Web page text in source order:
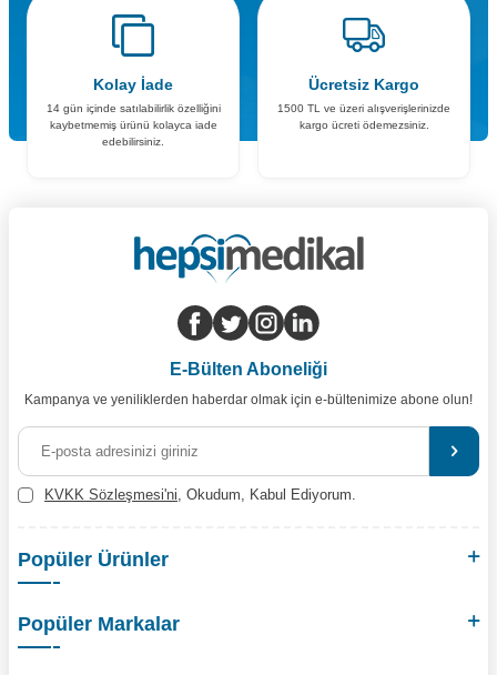
Kolay İade
14 gün içinde satılabilirlik özelliğini
kaybetmemiş ürünü kolayca iade
edebilirsiniz.
Ücretsiz Kargo
1500 TL ve üzeri alışverişlerinizde
kargo ücreti ödemezsiniz.
E-Bülten Aboneliği
Kampanya ve yeniliklerden haberdar olmak için e-bültenimize abone olun!
KVKK Sözleşmesi'ni , Okudum, Kabul Ediyorum.
Popüler Ürünler
Popüler Markalar